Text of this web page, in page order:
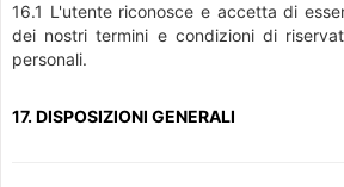
16.1 L'utente riconosce e accetta di
dei nostri termini e condizioni di
personali.
17. DISPOSIZIONI GENERALI